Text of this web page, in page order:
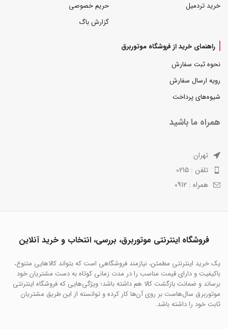
خرید تردمیل
حریم خصوصی
گزارش باگ
راهنمای خرید از فروشگاه موتوربرق
نحوه ثبت سفارش
رویه ارسال سفارش
شیوه‌های پرداخت
همراه ما باشید
تهران
تلفن : 0215
همراه : 0912
فروشگاه اینترنتی موتوربرق، بررسی، انتخاب و خرید آنلاین
یک خرید اینترنتی مطمئن، نیازمند فروشگاهی است که بتواند کالاهایی متنوع،
باکیفیت و دارای قیمت مناسب را در مدت زمانی کوتاه به دست مشتریان خود
برساند و ضمانت بازگشت کالا هم داشته باشد؛ ویژگی‌هایی که فروشگاه اینترنتی
موتوربرق سال‌هاست بر روی آن‌ها کار کرده و توانسته از این طریق مشتریان
ثابت خود را داشته باشد.